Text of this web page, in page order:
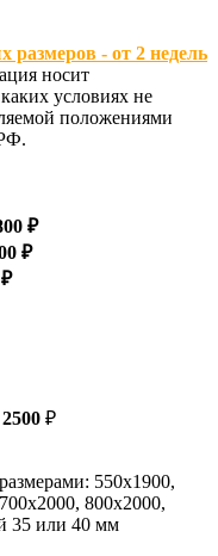
размеров - от 2 недель
носит
условиях не
положениями
₽
₽
2500 ₽
550х1900,
800х2000,
35 или 40 мм